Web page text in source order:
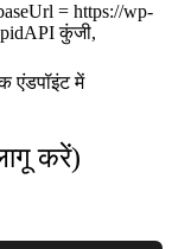
= https://wp-
कुंजी,
एंडपॉइंट में
करें)